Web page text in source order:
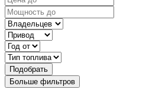
Подобрать
Больше фильтров